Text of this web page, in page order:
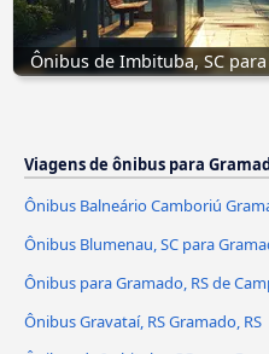
Ônibus de Imbituba, SC para
Viagens de ônibus para
Ônibus Balneário Camboriú
Ônibus Blumenau, SC para
Ônibus para Gramado, RS de
Ônibus Gravataí, RS Gramado, RS